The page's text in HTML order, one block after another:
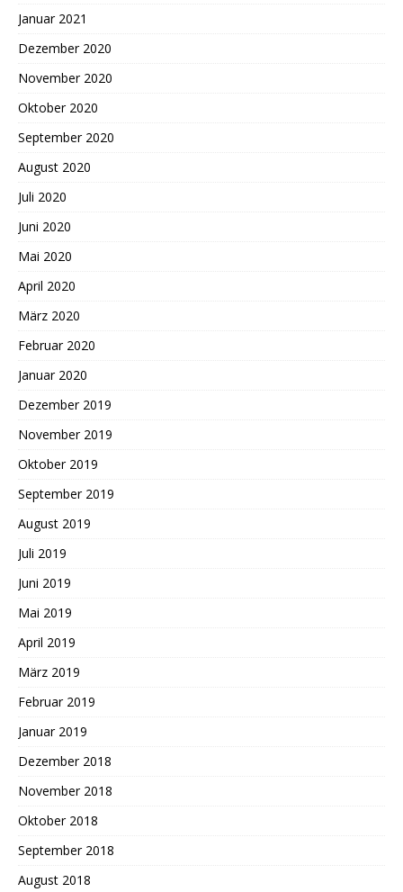
Januar 2021
Dezember 2020
November 2020
Oktober 2020
September 2020
August 2020
Juli 2020
Juni 2020
Mai 2020
April 2020
März 2020
Februar 2020
Januar 2020
Dezember 2019
November 2019
Oktober 2019
September 2019
August 2019
Juli 2019
Juni 2019
Mai 2019
April 2019
März 2019
Februar 2019
Januar 2019
Dezember 2018
November 2018
Oktober 2018
September 2018
August 2018